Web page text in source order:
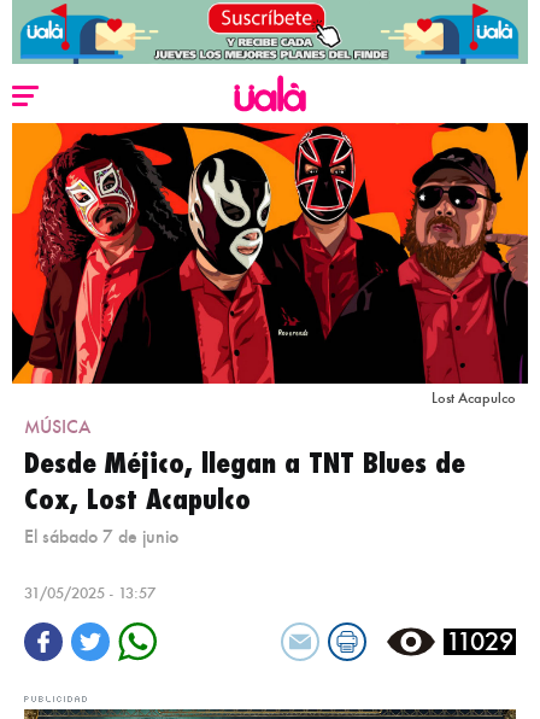
Lost Acapulco
MÚSICA
Desde Méjico, llegan a TNT Blues de
Cox, Lost Acapulco
El sábado 7 de junio
31/05/2025 - 13:57
11029